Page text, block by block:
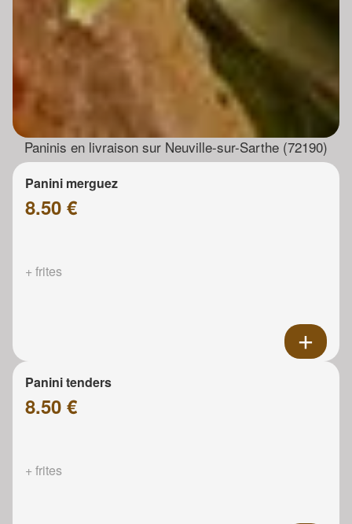
Paninis en livraison sur Neuville-sur-Sarthe (72190)
Panini merguez
8.50 €
+ frites
Panini tenders
8.50 €
+ frites